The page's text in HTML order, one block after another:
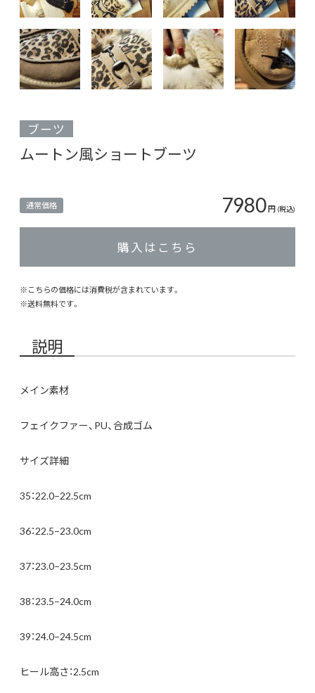
ブーツ
ムートン風ショートブーツ
通常価格 7980円 (税込)
購入はこちら
※こちらの価格には消費税が含まれています。
※送料無料です。
説明
メイン素材
フェイクファー、PU、合成ゴム
サイズ詳細
35：22.0−22.5cm
36：22.5−23.0cm
37：23.0−23.5cm
38：23.5−24.0cm
39：24.0−24.5cm
ヒール高さ：2.5cm